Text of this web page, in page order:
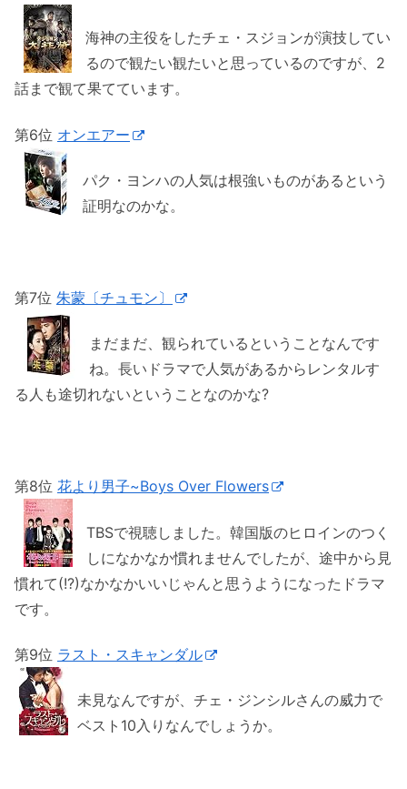
海神の主役をしたチェ・スジョンが演技してい
るので観たい観たいと思っているのですが、2
話まで観て果てています。
第6位 オンエアー
パク・ヨンハの人気は根強いものがあるという
証明なのかな。
第7位 朱蒙〔チュモン〕
まだまだ、観られているということなんです
ね。長いドラマで人気があるからレンタルす
る人も途切れないということなのかな?
第8位 花より男子~Boys Over Flowers
TBSで視聴しました。韓国版のヒロインのつく
しになかなか慣れませんでしたが、途中から見
慣れて(!?)なかなかいいじゃんと思うようになったドラマ
です。
第9位 ラスト・スキャンダル
未見なんですが、チェ・ジンシルさんの威力で
ベスト10入りなんでしょうか。